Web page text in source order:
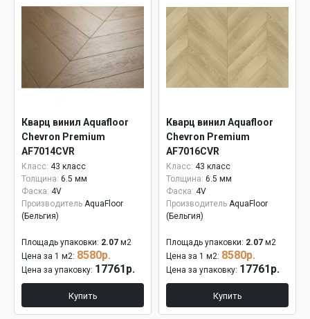
Кварц винил Aquafloor
Chevron Premium
AF7014CVR
Класс: 43 класс
Толщина: 6.5 мм
Фаска: 4V
Производитель AquaFloor
(Бельгия)
Площадь упаковки: 2.07 м2
Цена за 1 м2: 8580р.
Цена за упаковку: 17761р.
Купить
Кварц винил Aquafloor
Chevron Premium
AF7016CVR
Класс: 43 класс
Толщина: 6.5 мм
Фаска: 4V
Производитель AquaFloor
(Бельгия)
Площадь упаковки: 2.07 м2
Цена за 1 м2: 8580р.
Цена за упаковку: 17761р.
Купить